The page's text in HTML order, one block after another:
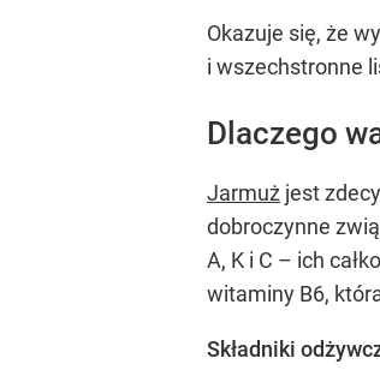
Okazuje się, że
i wszechstronne
Dlaczego
Jarmuż jest
dobroczynne
A, K i C – ich
witaminy B6,
Składniki